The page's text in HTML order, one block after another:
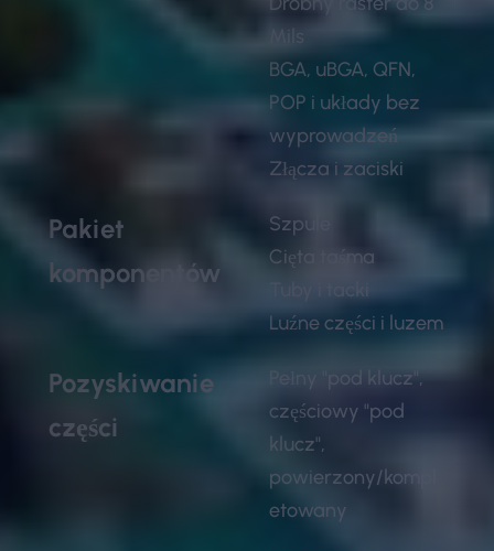
Mils
BGA, uBGA, QFN,
POP i układy bez
wyprowadzeń
Złącza i zaciski
Pakiet
komponentów
Szpule
Cięta taśma
Tuby i tacki
Luźne części i luzem
Pozyskiwanie
części
Pełny "pod klucz",
częściowy "pod
klucz",
powierzony/kompl
etowany